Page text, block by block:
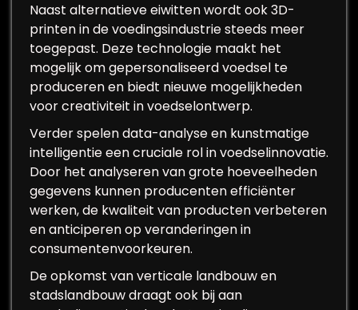
Naast alternatieve eiwitten wordt ook 3D-
printen in de voedingsindustrie steeds meer
toegepast. Deze technologie maakt het
mogelijk om gepersonaliseerd voedsel te
produceren en biedt nieuwe mogelijkheden
voor creativiteit in voedselontwerp.
Verder spelen data-analyse en kunstmatige
intelligentie een cruciale rol in voedselinnovatie.
Door het analyseren van grote hoeveelheden
gegevens kunnen producenten efficiënter
werken, de kwaliteit van producten verbeteren
en anticiperen op veranderingen in
consumentenvoorkeuren.
De opkomst van verticale landbouw en
stadslandbouw draagt ook bij aan